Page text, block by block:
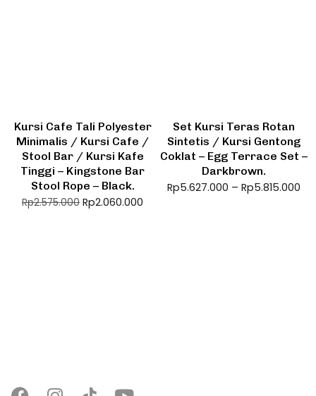
Kursi Cafe Tali Polyester
Minimalis / Kursi Cafe /
Stool Bar / Kursi Kafe
Tinggi – Kingstone Bar
Stool Rope – Black.
Rp2.575.000 Rp2.060.000
Set Kursi Teras Rotan
Sintetis / Kursi Gentong
Coklat – Egg Terrace Set –
Darkbrown.
Rp5.627.000 – Rp5.815.000